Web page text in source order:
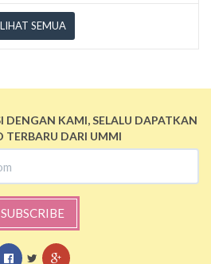
LIHAT SEMUA
DENGAN KAMI, SELALU DAPATKAN
TERBARU DARI UMMI
SUBSCRIBE